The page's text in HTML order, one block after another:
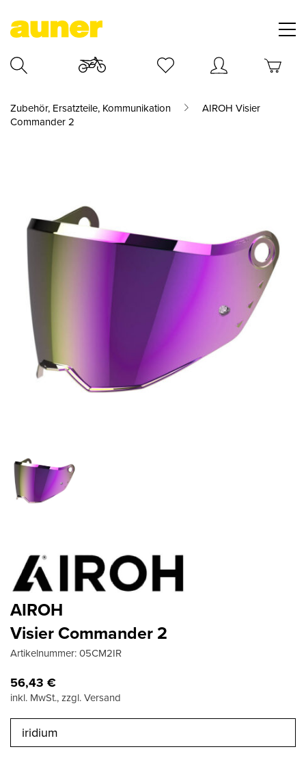
Zubehör, Ersatzteile, Kommunikation
AIROH Visier
Commander 2
AIROH
Visier Commander 2
Artikelnummer:05CM2IR
56,43 €
inkl. MwSt., zzgl. Versand
iridium